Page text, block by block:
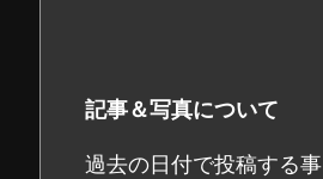
記事＆写真について
過去の日付で投稿する事